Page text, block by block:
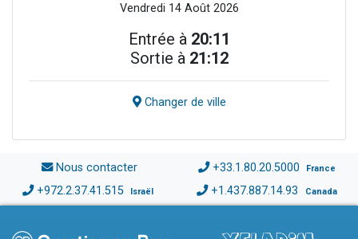
Vendredi 14 Août 2026
Entrée à 20:11
Sortie à 21:12
Changer de ville
Nous contacter +33.1.80.20.5000 France
+972.2.37.41.515 Israël +1.437.887.14.93 Canada